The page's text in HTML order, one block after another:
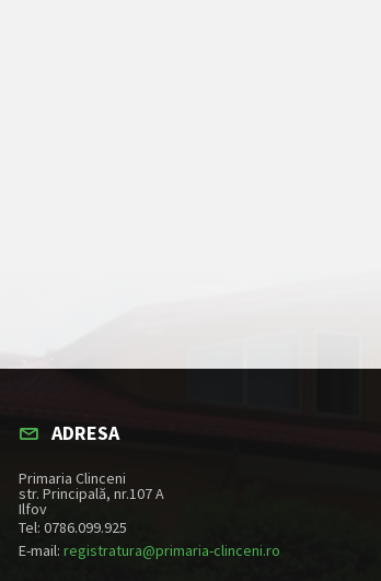
ADRESA
Primaria Clinceni
str. Principală, nr.107 A
Ilfov
Tel: 0786.099.925
E-mail: registratura@primaria-clinceni.ro